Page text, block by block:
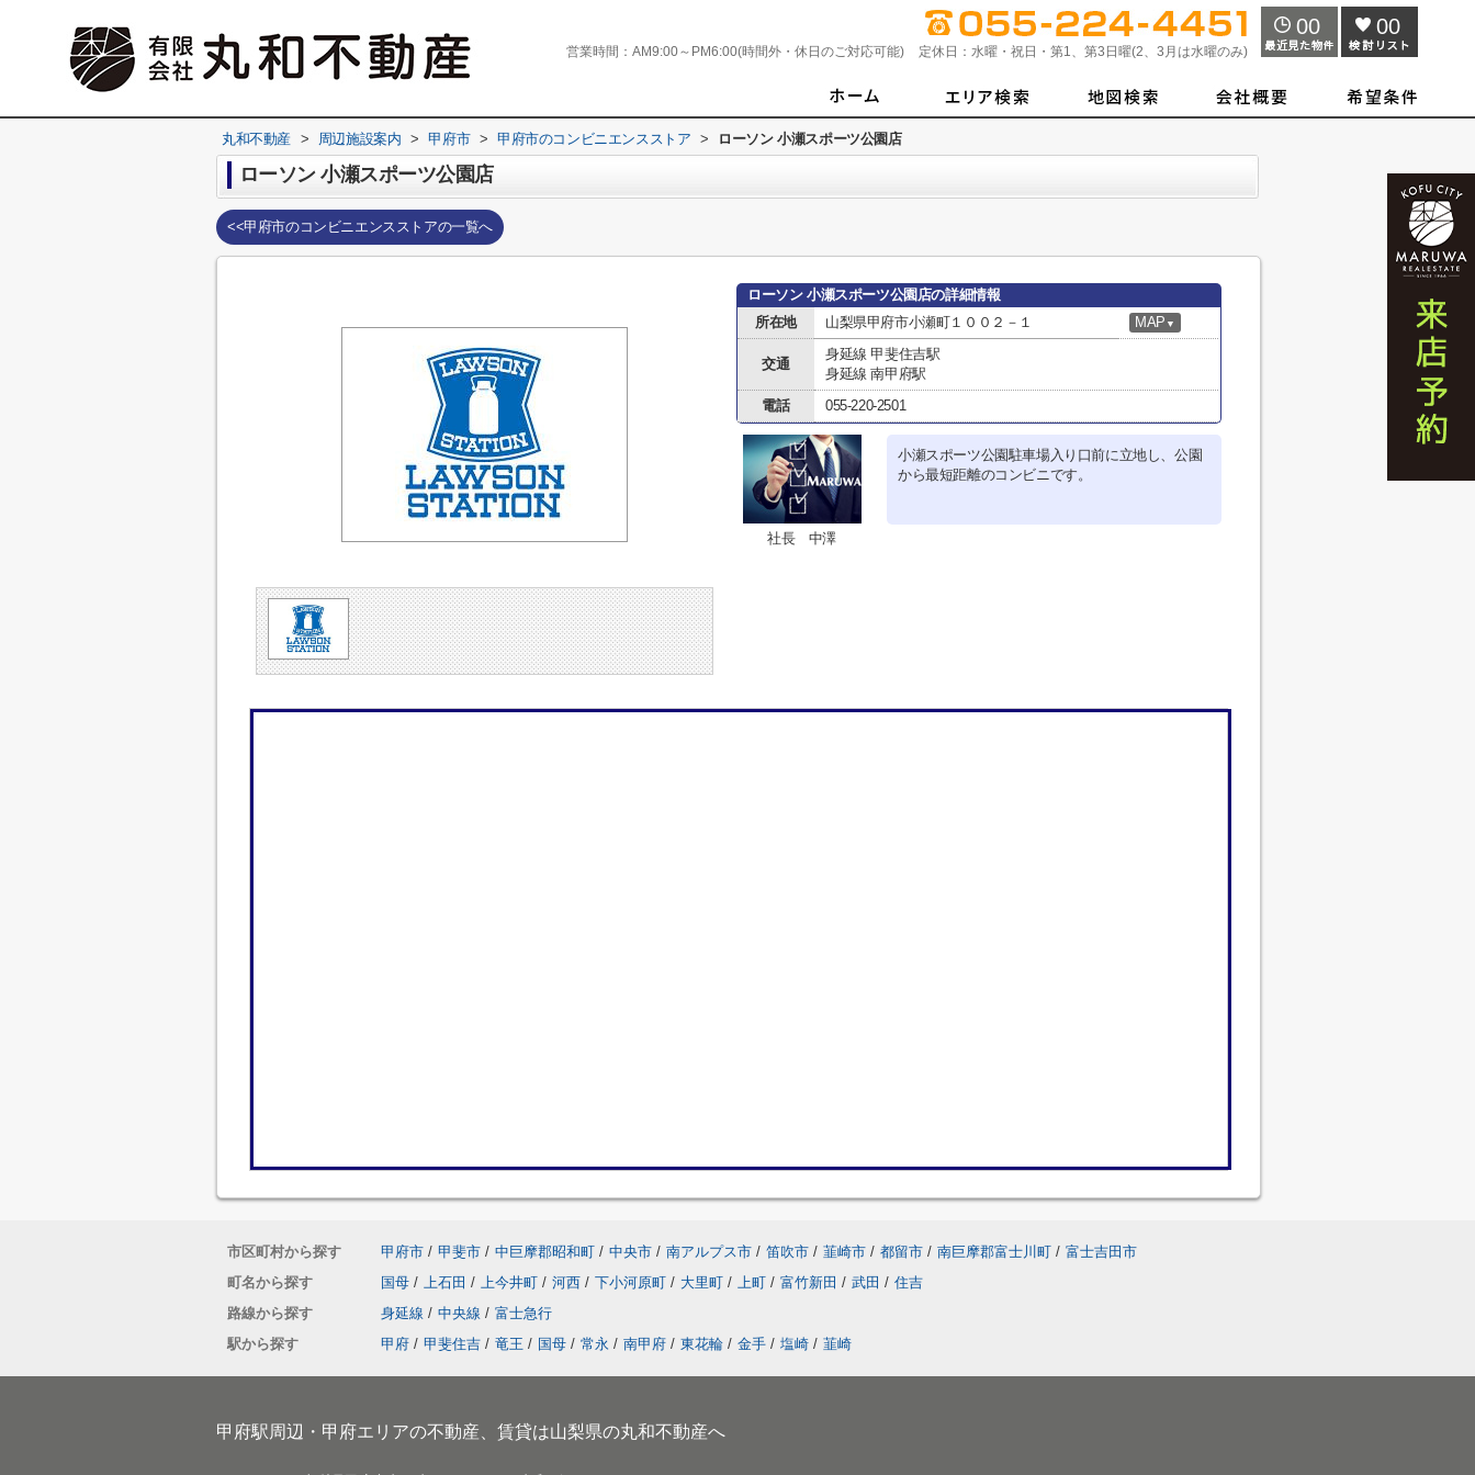
営業時間： AM9:00～PM6:00(時間外・休日のご対応可能) 定休日： 水曜・祝日・第1、第3日曜(2、3月は水曜のみ)
00 00
丸和不動産 > 周辺施設案内 > 甲府市 > 甲府市のコンビニエンスストア > ローソン 小瀬スポーツ公園店
ローソン 小瀬スポーツ公園店
<<甲府市のコンビニエンスストアの一覧へ
ローソン 小瀬スポーツ公園店の詳細情報
所在地
山梨県甲府市小瀬町１００２－１ MAP ▼
交通
身延線 甲斐住吉駅
身延線 南甲府駅
電話
055-220-2501
社長 中澤
小瀬スポーツ公園駐車場入り口前に立地し、公園
から最短距離のコンビニです。
市区町村から探す 甲府市 / 甲斐市 / 中巨摩郡昭和町 / 中央市 / 南アルプス市 / 笛吹市 / 韮崎市 / 都留市 / 南巨摩郡富士川町 / 富士吉田市
町名から探す
国母 / 上石田 / 上今井町 / 河西 / 下小河原町 / 大里町 / 上町 / 富竹新田 / 武田 / 住吉
路線から探す
身延線 / 中央線 / 富士急行
駅から探す
甲府 / 甲斐住吉 / 竜王 / 国母 / 常永 / 南甲府 / 東花輪 / 金手 / 塩崎 / 韮崎
甲府駅周辺・甲府エリアの不動産、賃貸は山梨県の丸和不動産へ